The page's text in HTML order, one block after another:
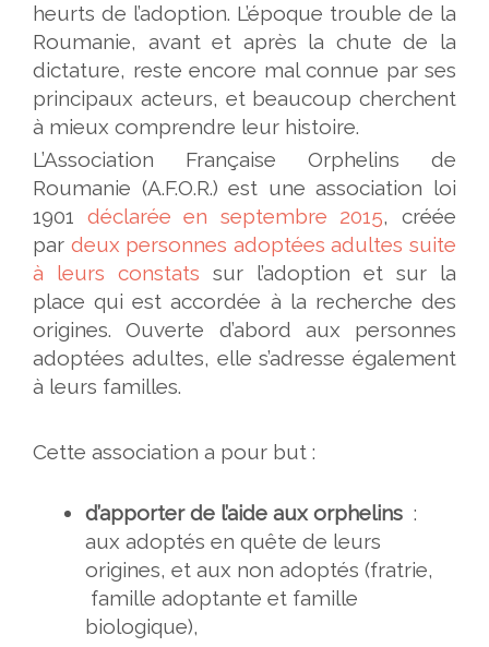
heurts de l’adoption. L’époque trouble de la
Roumanie, avant et après la chute de la
dictature, reste encore mal connue par ses
principaux acteurs, et beaucoup cherchent
à mieux comprendre leur histoire.
L’Association Française Orphelins de
Roumanie (A.F.O.R.) est une association loi
1901 déclarée en septembre 2015, créée
par deux personnes adoptées adultes suite
à leurs constats sur l’adoption et sur la
place qui est accordée à la recherche des
origines. Ouverte d’abord aux personnes
adoptées adultes, elle s’adresse également
à leurs familles.
Cette association a pour but :
d’apporter de l’aide aux orphelins :
aux adoptés en quête de leurs
origines, et aux non adoptés (fratrie,
famille adoptante et famille
biologique),